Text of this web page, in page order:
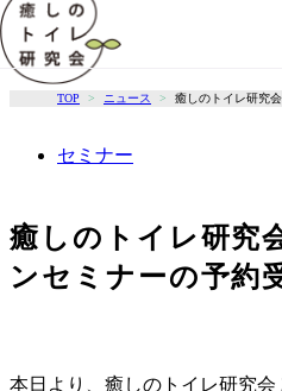
TOP ニュース 癒しのトイレ研究
癒しのトイレ研究
ンセミナーの予約
セミナー
本日より、癒しのトイレ研究